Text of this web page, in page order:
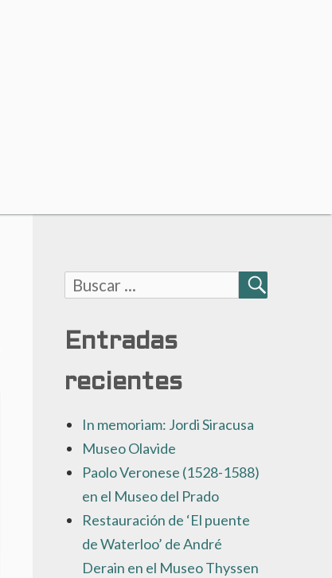
Buscar:
BUSCAR
Entradas
recientes
In memoriam: Jordi Siracusa
Museo Olavide
Paolo Veronese (1528-1588)
en el Museo del Prado
Restauración de ‘El puente
de Waterloo’ de André
Derain en el Museo Thyssen